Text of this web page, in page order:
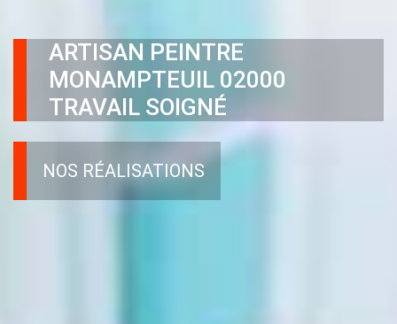
ARTISAN PEINTRE
MONAMPTEUIL 02000
TRAVAIL SOIGNÉ
NOS RÉALISATIONS